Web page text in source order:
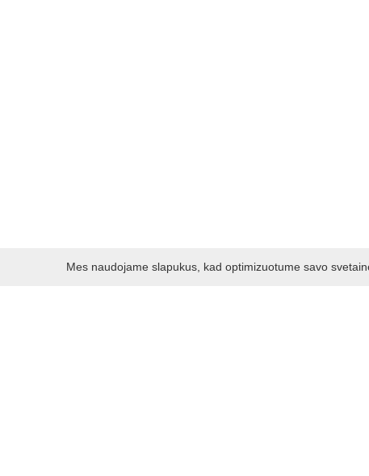
Mes naudojame slapukus, kad optimizuotume savo